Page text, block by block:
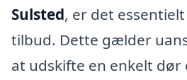
Sulsted, er det
tilbud. Dette gælder
at udskifte en enkelt dør